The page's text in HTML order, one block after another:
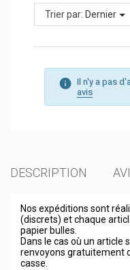
Trier par: Dernier
Il n'y a pas
avis
DESCRIPTION
Nos expéditions sont
(discrets) et chaque
papier bulles.
Dans le cas où un article
renvoyons gratuitement
casse.